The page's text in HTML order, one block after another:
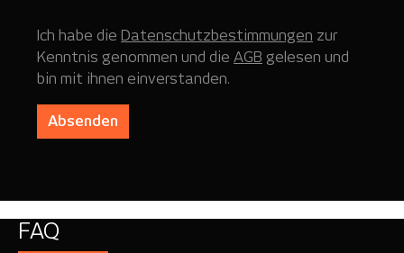
Ich habe die Datenschutzbestimmungen zur
Kenntnis genommen und die AGB gelesen und
bin mit ihnen einverstanden.
Absenden
FAQ